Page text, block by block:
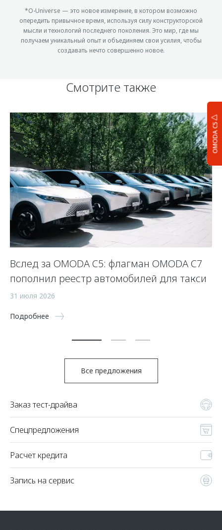
OMODA C5
*O-Universe — это новое измерение, в котором возможно
опередить привычное время, используя силу конструкторской
мысли и технологий последнего поколения. Это мир, где мы
получаем уникальный опыт и объединяем свои усилия, чтобы
создавать нечто совершенно новое.
Смотрите также
Вслед за OMODA C5: флагман OMODA C7
пополнил реестр автомобилей для такси
31 июля 2026
Подробнее
Все предложения
Заказ тест-драйва
Спецпредложения
Расчет кредита
Запись на сервис